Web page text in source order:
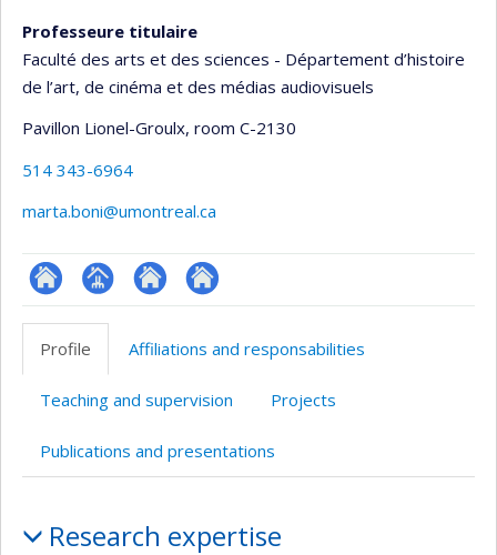
Professeure titulaire
Faculté des arts et des sciences - Département d’histoire
de l’art, de cinéma et des médias audiovisuels
Pavillon Lionel-Groulx, room C-2130
514 343-6964
marta.boni@umontreal.ca
ResearchGate
Page
professionnelle
(faculté,département,école)
Autre
site
Autre
Profile Affiliations and responsabilities
Teaching and supervision Projects
Publications and presentations
Research expertise